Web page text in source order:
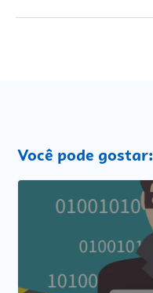
Você pode gostar: